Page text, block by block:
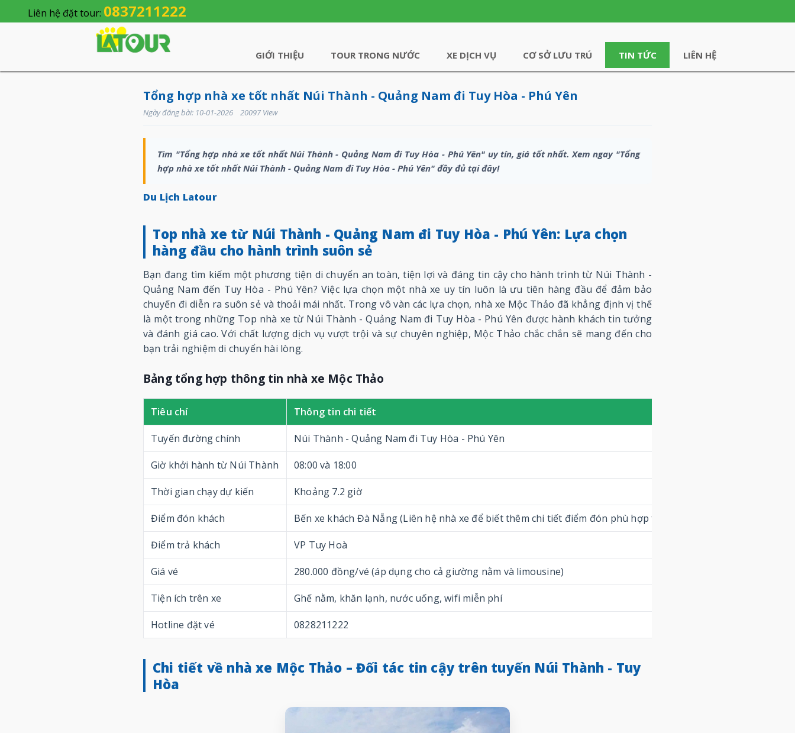
Liên hệ đặt tour: 0837211222
GIỚI THIỆU TOUR TRONG NƯỚC XE DỊCH VỤ CƠ SỞ LƯU TRÚ TIN TỨC LIÊN HỆ
Tổng hợp nhà xe tốt nhất Núi Thành - Quảng Nam đi Tuy Hòa - Phú Yên
Ngày đăng bài: 10-01-2026 20097 View
Tìm "Tổng hợp nhà xe tốt nhất Núi Thành - Quảng Nam đi Tuy Hòa - Phú Yên" uy tín, giá tốt nhất. Xem ngay "Tổng
hợp nhà xe tốt nhất Núi Thành - Quảng Nam đi Tuy Hòa - Phú Yên" đầy đủ tại đây!
Du Lịch Latour
Top nhà xe từ Núi Thành - Quảng Nam đi Tuy Hòa - Phú Yên: Lựa chọn
hàng đầu cho hành trình suôn sẻ
Bạn đang tìm kiếm một phương tiện di chuyển an toàn, tiện lợi và đáng tin cậy cho hành trình từ Núi Thành -
Quảng Nam đến Tuy Hòa - Phú Yên? Việc lựa chọn một nhà xe uy tín luôn là ưu tiên hàng đầu để đảm bảo
chuyến đi diễn ra suôn sẻ và thoải mái nhất. Trong vô vàn các lựa chọn, nhà xe Mộc Thảo đã khẳng định vị thế
là một trong những Top nhà xe từ Núi Thành - Quảng Nam đi Tuy Hòa - Phú Yên được hành khách tin tưởng
và đánh giá cao. Với chất lượng dịch vụ vượt trội và sự chuyên nghiệp, Mộc Thảo chắc chắn sẽ mang đến cho
bạn trải nghiệm di chuyển hài lòng.
Bảng tổng hợp thông tin nhà xe Mộc Thảo
Tiêu chí Thông tin chi tiết
Tuyến đường chính Núi Thành - Quảng Nam đi Tuy Hòa - Phú Yên
Giờ khởi hành từ Núi Thành 08:00 và 18:00
Thời gian chạy dự kiến Khoảng 7.2 giờ
Điểm đón khách Bến xe khách Đà Nẵng (Liên hệ nhà xe để biết thêm chi tiết điểm đón phù hợp tại khu vực Núi Thành)
Điểm trả khách VP Tuy Hoà
Giá vé 280.000 đồng/vé (áp dụng cho cả giường nằm và limousine)
Tiện ích trên xe Ghế nằm, khăn lạnh, nước uống, wifi miễn phí
Hotline đặt vé 0828211222
Chi tiết về nhà xe Mộc Thảo – Đối tác tin cậy trên tuyến Núi Thành - Tuy
Hòa